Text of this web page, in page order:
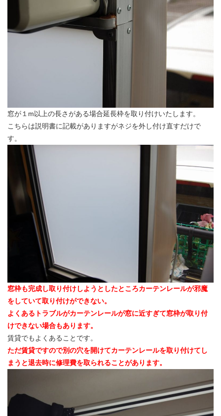
窓が１m以上の長さがある場合延長枠を取り付けいたします。
こちらは説明書に記載がありますがネジを外し付け直すだけで
す。
窓枠も完成し取り付けしようとしたところカーテンレールが邪魔
をしていて取り付けができない。
よくあるトラブルがカーテンレールが窓に近すぎて窓枠が取り付
けできない場合もあります。
賃貸でもよくあることです。
ただ賃貸ですので別の穴を開けてカーテンレールを取り付けてし
まうと退去時に修理費を取られることがあります。